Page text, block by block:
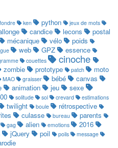
ken python
jeux de mots
candice lecons
postal
mécanique vélo poids
web GPZ essence
couettes cinoche
zombie prototype patch moto
MAO graisser bébé
canvas
animation jeu sexe
solitude sol crevard
estimations
twilight boule rétrospective
culasse bureau parents
gag alien emotions
2016
jQuery poil poils
message